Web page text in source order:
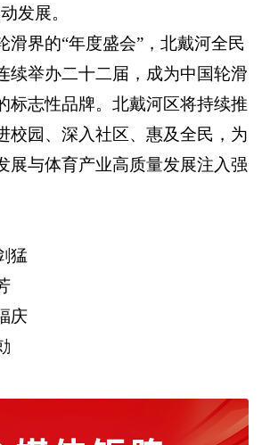
发展。
滑界的“年度盛会”，北戴河全民
续举办二十二届，成为中国轮滑
标志性品牌。北戴河区将持续推
校园、深入社区、惠及全民，为
展与体育产业高质量发展注入强
猛
庆